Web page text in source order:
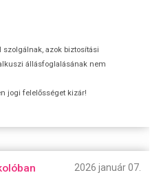
szolgálnak, azok biztosítási
állásfoglalásának nem
jogi felelősséget kizár!
2026 január 07.